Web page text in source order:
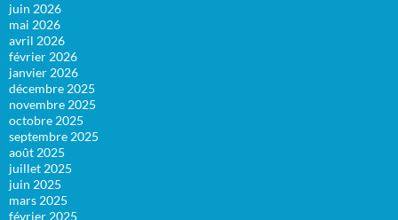
juin 2026
mai 2026
avril 2026
février 2026
janvier 2026
décembre 2025
novembre 2025
octobre 2025
septembre 2025
août 2025
juillet 2025
juin 2025
mars 2025
février 2025